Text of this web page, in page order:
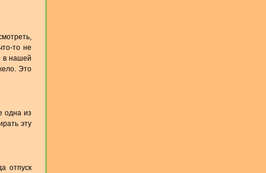
то не
в нашей
Это
одна из
эту
отпуск